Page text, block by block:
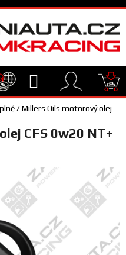
Hledat
/Millers Oils motorový olej
CFS 0w20 NT+